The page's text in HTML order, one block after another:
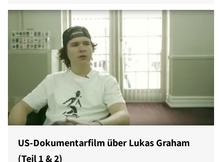
US-Dokumentarfilm über Lukas Graham
(Teil 1 & 2)